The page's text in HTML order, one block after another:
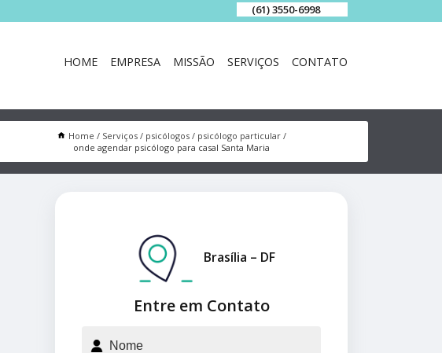
(61) 3550-6998
HOME EMPRESA MISSÃO SERVIÇOS CONTATO
Home Serviços psicólogos
psicólogo particular
onde agendar psicólogo para casal Santa Maria
Entre em Contato
Brasília – DF